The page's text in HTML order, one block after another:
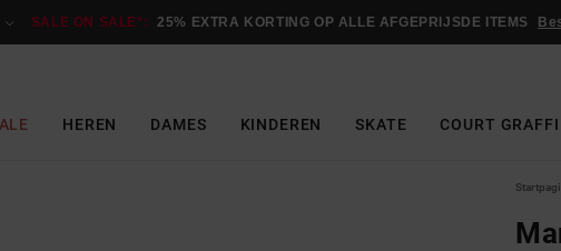
SALE ON SALE*: 25% EXTRA KORTING OP ALLE AFGEPRIJSDE ITEMS
HEREN DAMES KINDEREN SKATE COURT